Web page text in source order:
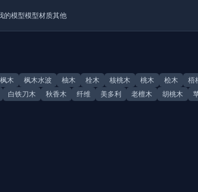
的模型模型材质其他
枫木 枫木水波 柚木 栓木 核桃木 桃木 桧木 梧
白铁刀木 秋香木 纤维 美多利 老檀木 胡桃木